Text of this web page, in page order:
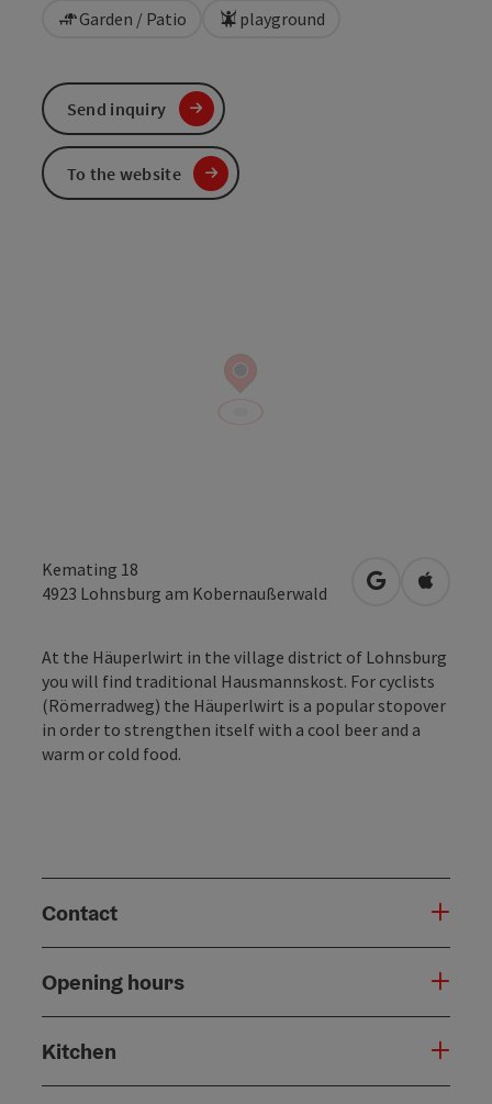
Garden / Patio playground
Kemating 18
4923 Lohnsburg am Kobernaußerwald open inOpen in
At the Häuperlwirt in the village district of Lohnsburg
you will find traditional Hausmannskost. For cyclists
(Römerradweg) the Häuperlwirt is a popular stopover
in order to strengthen itself with a cool beer and a
warm or cold food.
Contact
Opening hours
Kitchen
Send inquiry
To the website